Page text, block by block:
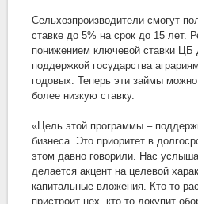
Сельхозпроизводители смогут
ставке до 5% на срок до 15 лет.
понижением ключевой ставки
поддержкой государства
годовых. Теперь эти займы
более низкую ставку.
«Цель этой программы –
бизнеса. Это приоритет в
этом давно говорили. Нас
делается акцент на целевой
капитальные вложения. Кто-то
пристроит цех, кто-то докупит